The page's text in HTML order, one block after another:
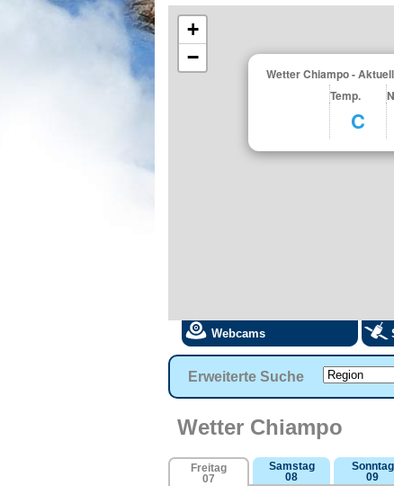
Wetter Chiampo -
Temp.
C
+
−
Webcams
Erweiterte Suche
Wetter Chiampo
Freitag
07
Samstag
08
Sonntag
09